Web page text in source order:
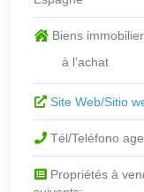
Biens
à l’achat
Site Web/Sitio
Tél/Teléfono
Propriétés à